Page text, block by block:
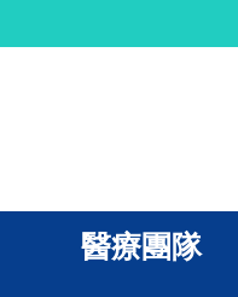
醫療團隊